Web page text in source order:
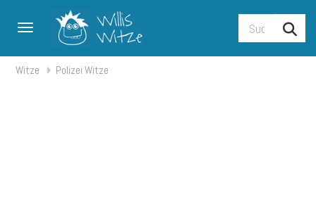
Toggle navigation
Witze Polizei Witze